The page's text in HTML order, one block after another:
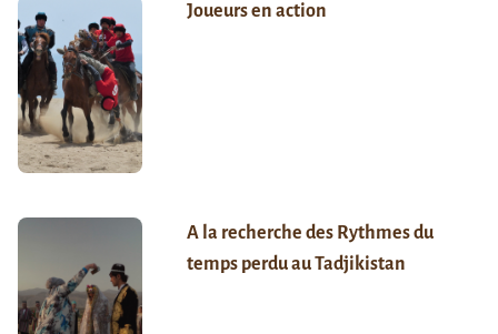
Joueurs en action
A la recherche des Rythmes du
temps perdu au Tadjikistan